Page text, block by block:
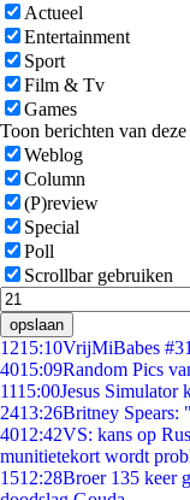
Actueel
Entertainment
Sport
Film & Tv
Games
Toon berichten van deze
Weblog
Column
(P)review
Special
Poll
Scrollbar gebruiken
opslaan
1215:10VrijMiBabes
4015:09Random Pics
1115:00Jesus Simulator
2413:26Britney Spears:
4012:42VS: kans op
munitietekort wordt
1512:28Broer 135 keer